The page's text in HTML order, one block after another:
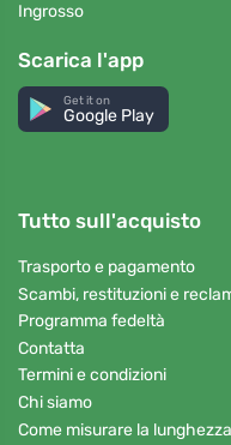
Ingrosso
Scarica l'app
Get it on
Google Play
Tutto sull'acquisto
Trasporto e pagamento
Scambi, restituzioni e
Programma fedeltà
Contatta
Termini e condizioni
Chi siamo
Come misurare la